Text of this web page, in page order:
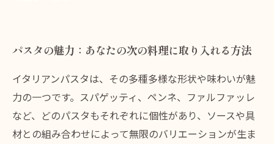
パスタの魅力：あなたの次の料理に取り入れる方法
イタリアンパスタは、その多種多様な形状や味わいが魅
力の一つです。スパゲッティ、ペンネ、ファルファッレ
など、どのパスタもそれぞれに個性があり、ソースや具
材との組み合わせによって無限のバリエーションが生ま